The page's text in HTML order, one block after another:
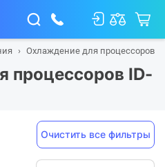
Охлаждение для процессоров
процессоров ID-
Очистить все фильтры